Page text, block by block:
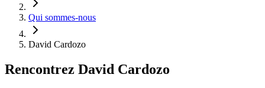
Qui sommes-nous
David Cardozo
Rencontrez David Cardozo